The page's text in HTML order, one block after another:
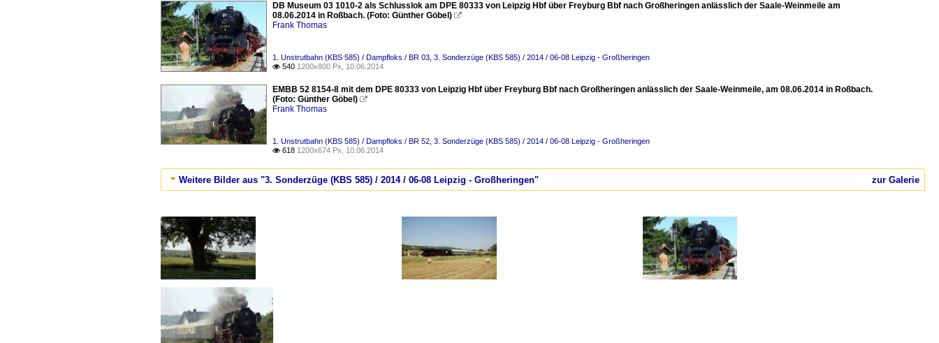
DB Museum 03 1010-2 als Schlusslok am DPE 80333 von Leipzig Hbf über Freyburg Bbf nach Großheringen anlässlich der Saale-Weinmeile am
08.06.2014 in Roßbach. (Foto: Günther Göbel) 
Frank Thomas
1. Unstrutbahn (KBS 585) / Dampfloks / BR 03 3. Sonderzüge (KBS 585) / 2014 / 06-08 Leipzig - Großheringen
 540 1200x800 Px, 10.06.2014
EMBB 52 8154-8 mit dem DPE 80333 von Leipzig Hbf über Freyburg Bbf nach Großheringen anlässlich der Saale-Weinmeile, am 08.06.2014 in Roßbach.
(Foto: Günther Göbel) 
Frank Thomas
1. Unstrutbahn (KBS 585) / Dampfloks / BR 52 3. Sonderzüge (KBS 585) / 2014 / 06-08 Leipzig - Großheringen
 618 1200x674 Px, 10.06.2014
zur Galerie
Weitere Bilder aus "3. Sonderzüge (KBS 585) / 2014 / 06-08 Leipzig - Großheringen"